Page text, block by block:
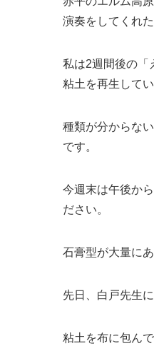
演奏をしてくれ
私は2週間後の「
粘土を再生してい
種類が分からな
です。
今週末は午後か
ださい。
石膏型が大量に
先日、白戸先生
粘土を布に包ん